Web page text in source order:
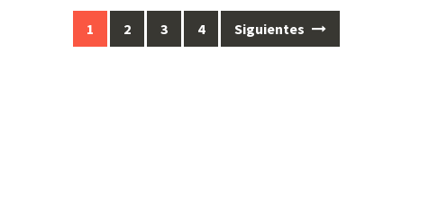
1 2 3 4 Siguientes